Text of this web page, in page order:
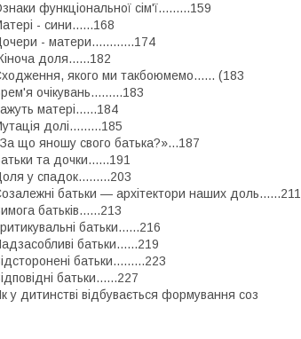
функціональної сім'ї.........159
- сини......168
- матери............174
доля......182
якого ми такбоюмемо...... (183
очікувань.........183
матері......184
долі.........185
що яношу свого батька?»...187
та дочки......191
у спадок.........203
батьки — архітектори наших доль......211
батьків......213
батьки......216
батьки......219
батьки.........223
батьки......227
у дитинстві відбувається формування соз